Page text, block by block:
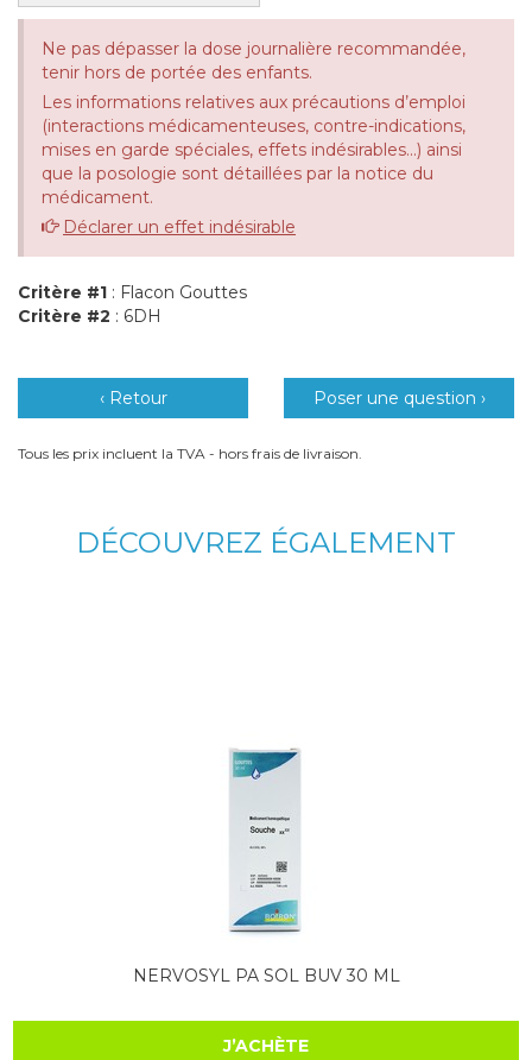
Ne pas dépasser la dose journalière recommandée,
tenir hors de portée des enfants.
Les informations relatives aux précautions d’emploi
(interactions médicamenteuses, contre-indications,
mises en garde spéciales, effets indésirables...) ainsi
que la posologie sont détaillées par la notice du
médicament.
Déclarer un effet indésirable
Critère #1 : Flacon Gouttes
Critère #2 : 6DH
‹ Retour Poser une question ›
Tous les prix incluent la TVA - hors frais de livraison.
DÉCOUVREZ ÉGALEMENT
NERVOSYL PA SOL BUV 30 ML
J’ACHÈTE